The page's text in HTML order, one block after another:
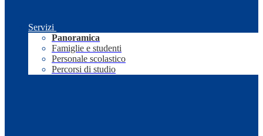
Servizi
Panoramica
Famiglie e studenti
Personale scolastico
Percorsi di studio